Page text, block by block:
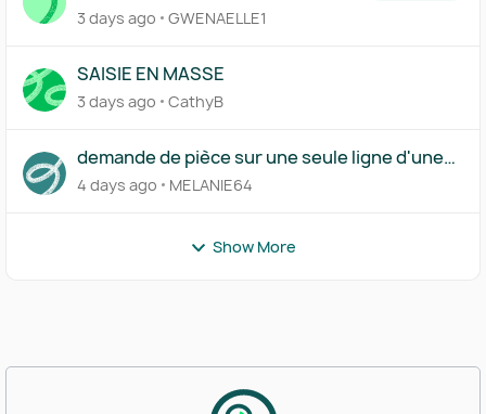
3 days ago
GWENAELLE1
SAISIE EN MASSE
3 days ago CathyB
demande de pièce sur une seule ligne d'une
transaction
4 days ago MELANIE64
Show More